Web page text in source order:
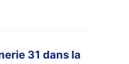
31 dans la